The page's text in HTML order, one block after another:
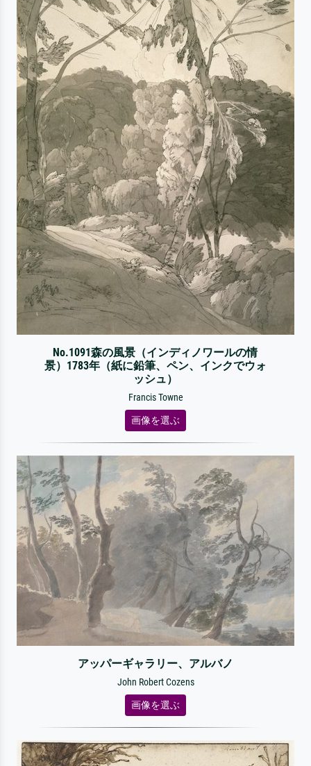
No.1091森の風景（インディノワールの情
景）1783年（紙に鉛筆、ペン、インクでウォ
ッシュ）
Francis Towne
画像を選ぶ
アッパーギャラリー、アルバノ
John Robert Cozens
画像を選ぶ